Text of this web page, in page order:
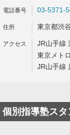
03-5371-
東京都渋
JR山手線
東京メト
JR山手線
個別指導塾スタ